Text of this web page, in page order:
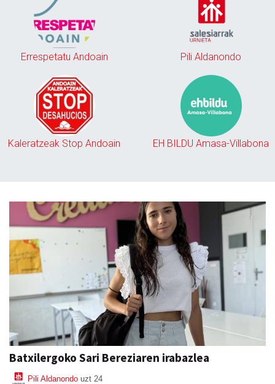
Errespetatu Andoain Pili Aldanondo
Kaleratzeak Stop Andoain EH BILDU Amasa-Villabona
Batxilergoko Sari Bereziaren irabazlea
Pili Aldanondo uzt 24